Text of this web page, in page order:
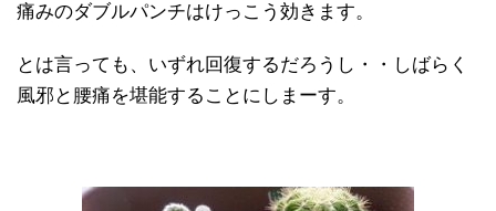
痛みのダブルパンチはけっこう効きます。
とは言っても、いずれ回復するだろうし・・しばらく
風邪と腰痛を堪能することにしまーす。